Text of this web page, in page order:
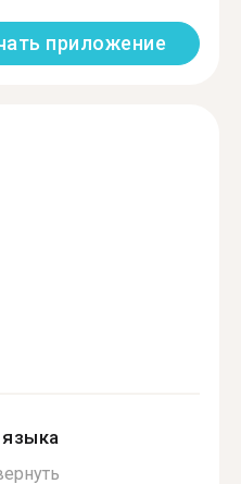
приложение